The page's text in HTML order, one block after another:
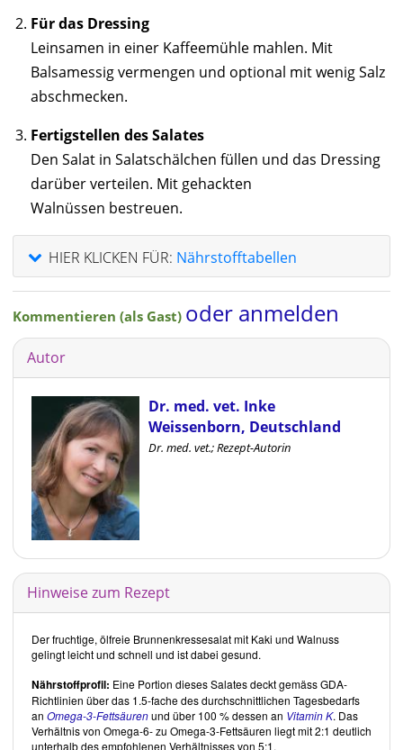
Für das Dressing
Leinsamen in einer Kaffeemühle mahlen. Mit
Balsamessig vermengen und optional mit wenig Salz
abschmecken.
Fertigstellen des Salates
Den Salat in Salatschälchen füllen und das Dressing
darüber verteilen. Mit gehackten
Walnüssen bestreuen.
HIER KLICKEN FÜR: Nährstofftabellen
Kommentieren (als Gast) oder anmelden
Autor
Dr. med. vet. Inke
Weissenborn, Deutschland
Dr. med. vet.; Rezept-Autorin
Hinweise zum Rezept
Der fruchtige, ölfreie Brunnenkressesalat mit Kaki und Walnuss
gelingt leicht und schnell und ist dabei gesund.
Nährstoffprofil: Eine Portion dieses Salates deckt gemäss GDA-
Richtlinien über das 1.5-fache des durchschnittlichen Tagesbedarfs
an Omega-3-Fettsäurenund über 100 % dessen an Vitamin K. Das
Verhältnis von Omega-6- zu Omega-3-Fettsäuren liegt mit 2:1 deutlich
unterhalb des empfohlenen Verhältnisses von 5:1.